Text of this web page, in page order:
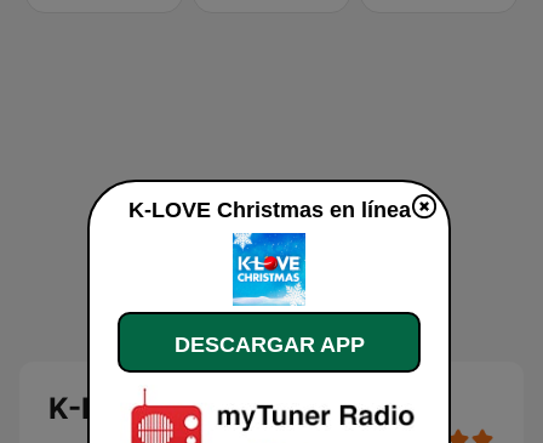
K-LOVE Christmas
K-LOVE Christmas en línea
DESCARGAR APP